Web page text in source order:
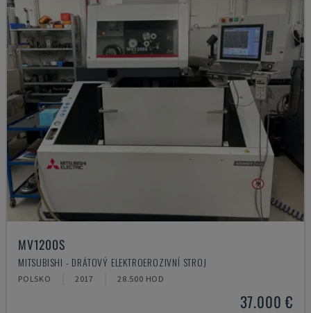
MV1200S
MITSUBISHI - DRÁTOVÝ ELEKTROEROZIVNÍ STROJ
POLSKO 2017 28.500 HOD
37.000 €